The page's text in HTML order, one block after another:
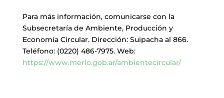
Para más información, comunicarse con la
Subsecretaría de Ambiente, Producción y
Economía Circular. Dirección: Suipacha al 866.
Teléfono: (0220) 486-7975. Web:
https://www.merlo.gob.ar/ambientecircular/